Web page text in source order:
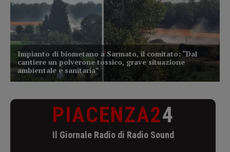
PIACENZA24
Il Giornale Radio di Radio Sound